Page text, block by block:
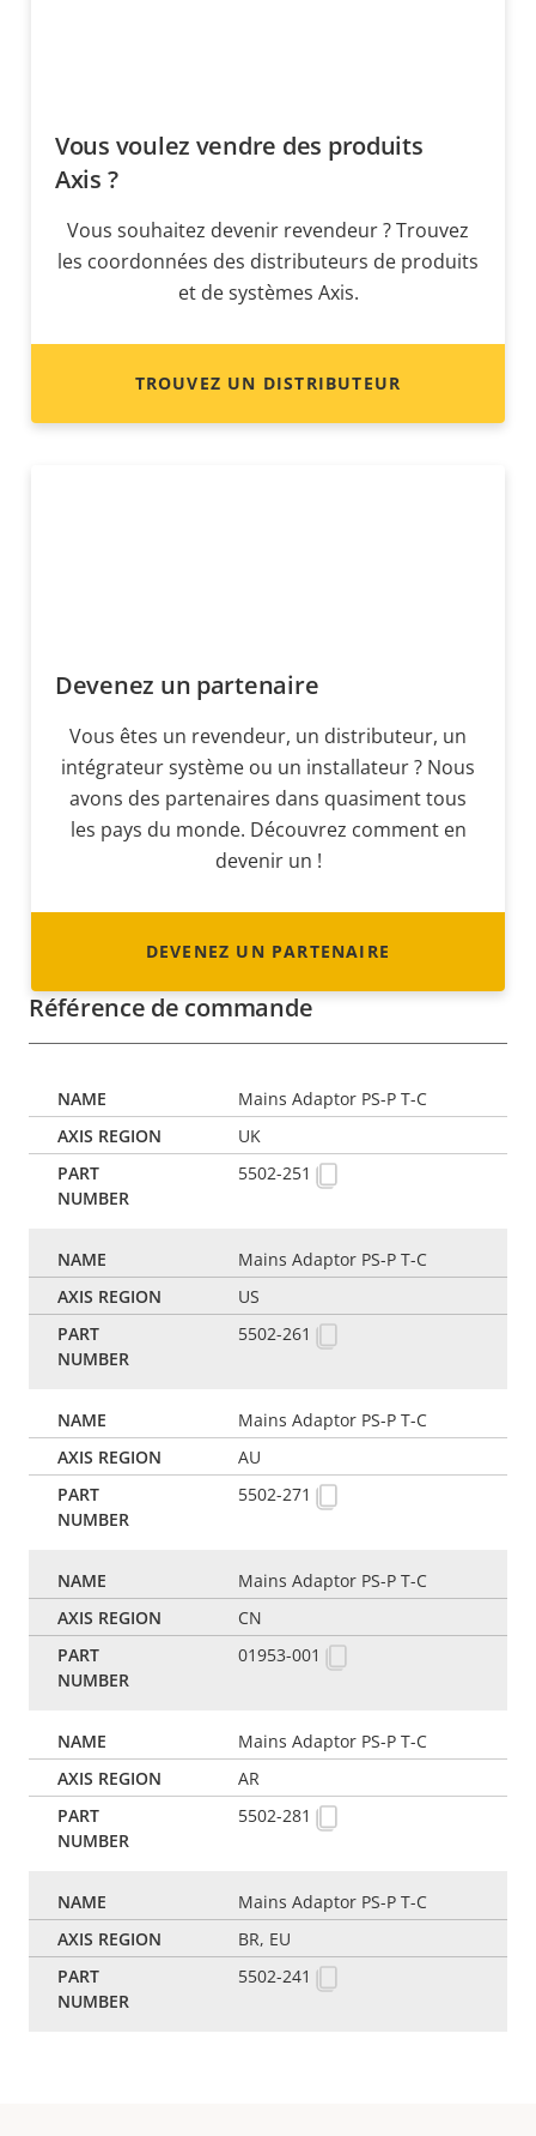
Vous voulez vendre des produits
Axis ?
Vous souhaitez devenir revendeur ? Trouvez
les coordonnées des distributeurs de produits
et de systèmes Axis.
TROUVEZ UN DISTRIBUTEUR
Devenez un partenaire
Vous êtes un revendeur, un distributeur, un
intégrateur système ou un installateur ? Nous
avons des partenaires dans quasiment tous
les pays du monde. Découvrez comment en
devenir un !
DEVENEZ UN PARTENAIRE
Référence de commande
Mains Adaptor PS-P T-C
UK
5502-251
Mains Adaptor PS-P T-C
US
5502-261
Mains Adaptor PS-P T-C
AU
5502-271
Mains Adaptor PS-P T-C
CN
01953-001
Mains Adaptor PS-P T-C
AR
5502-281
Mains Adaptor PS-P T-C
BR, EU
5502-241